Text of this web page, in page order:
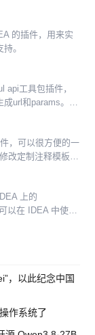
的插件，用来实
。
api工具包插件，
url和params。
，可以很方便的一
改定制注释模板。
上的
以在 IDEA 中使用
，以此纪念中国
作系统了